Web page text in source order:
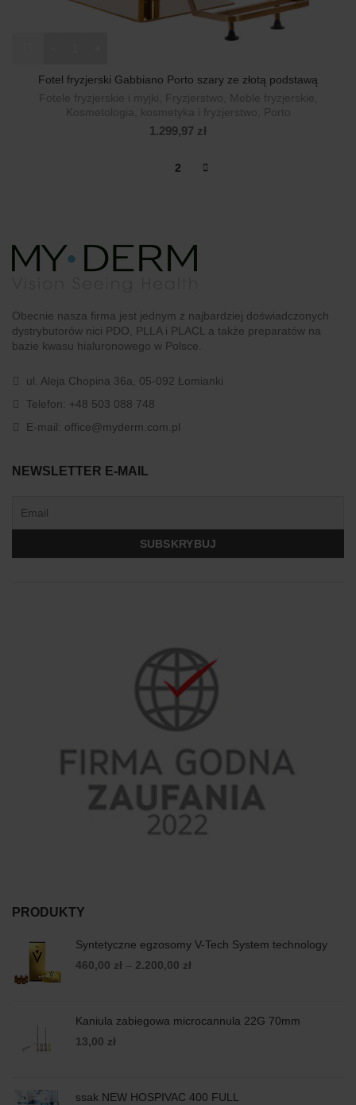
ilość Fotel fryzjerski Gabbiano Porto szary ze złotą podstawą
Fotel fryzjerski Gabbiano Porto szary ze złotą podstawą
Fotele fryzjerskie i myjki
Fryzjerstwo Meble fryzjerskie
Kosmetologia, kosmetyka i fryzjerstwo
Porto
1.299,97 zł
2
Obecnie nasza firma jest jednym z najbardziej doświadczonych
dystrybutorów nici PDO, PLLA i PLACL a także preparatów na
bazie kwasu hialuronowego w Polsce.
ul. Aleja Chopina 36a, 05-092 Łomianki
Telefon: +48 503 088 748
E-mail: office@myderm.com.pl
NEWSLETTER E-MAIL
PRODUKTY
Syntetyczne egzosomy V-Tech System technology
460,00 zł – 2.200,00 zł
Kaniula zabiegowa microcannula 22G 70mm
13,00 zł
ssak NEW HOSPIVAC 400 FULL